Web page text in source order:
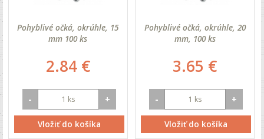
Pohyblivé očká, okrúhle, 15
mm 100 ks
2.84 €
- +
Vložiť do košíka
Pohyblivé očká, okrúhle, 20
mm, 100 ks
3.65 €
- +
Vložiť do košíka